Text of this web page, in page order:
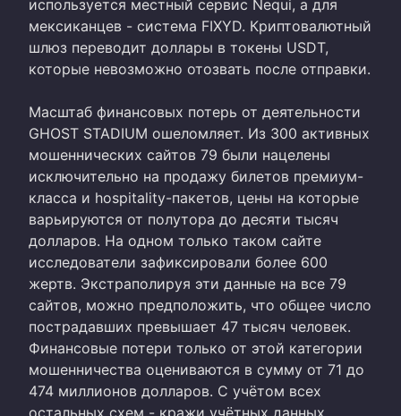
используется местный сервис Nequi, а для
мексиканцев - система FIXYD. Криптовалютный
шлюз переводит доллары в токены USDT,
которые невозможно отозвать после отправки.
Масштаб финансовых потерь от деятельности
GHOST STADIUM ошеломляет. Из 300 активных
мошеннических сайтов 79 были нацелены
исключительно на продажу билетов премиум-
класса и hospitality-пакетов, цены на которые
варьируются от полутора до десяти тысяч
долларов. На одном только таком сайте
исследователи зафиксировали более 600
жертв. Экстраполируя эти данные на все 79
сайтов, можно предположить, что общее число
пострадавших превышает 47 тысяч человек.
Финансовые потери только от этой категории
мошенничества оцениваются в сумму от 71 до
474 миллионов долларов. С учётом всех
остальных схем - кражи учётных данных,